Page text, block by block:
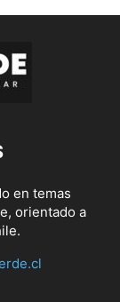
en temas
orientado a